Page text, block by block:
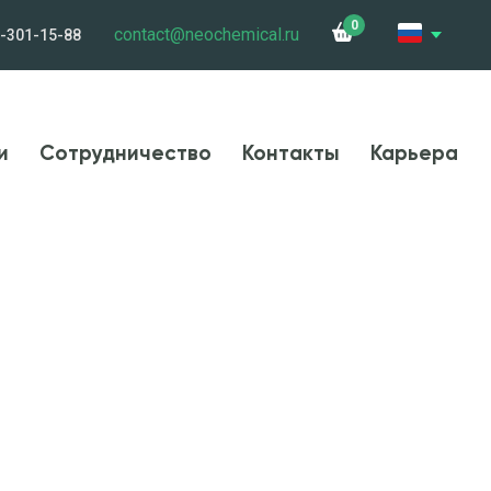
301-15-88 contact@neochemical.ru 0
Сотрудничество Контакты Карьера